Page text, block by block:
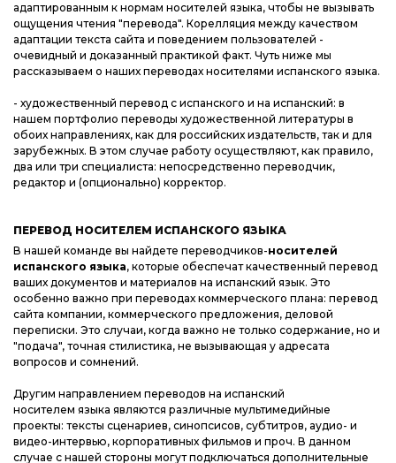
адаптированным к нормам носителей языка, чтобы не вызывать
ощущения чтения "перевода". Корелляция между качеством
адаптации текста сайта и поведением пользователей -
очевидный и доказанный практикой факт. Чуть ниже мы
рассказываем о наших переводах носителями испанского языка.
- художественный перевод с испанского и на испанский: в
нашем портфолио переводы художественной литературы в
обоих направлениях, как для российских издательств, так и для
зарубежных. В этом случае работу осуществляют, как правило,
два или три специалиста: непосредственно переводчик,
редактор и (опционально) корректор.
ПЕРЕВОД НОСИТЕЛЕМ ИСПАНСКОГО ЯЗЫКА
В нашей команде вы найдете переводчиков-носителей
испанского языка, которые обеспечат качественный перевод
ваших документов и материалов на испанский язык. Это
особенно важно при переводах коммерческого плана: перевод
сайта компании, коммерческого предложения, деловой
переписки. Это случаи, когда важно не только содержание, но и
"подача", точная стилистика, не вызывающая у адресата
вопросов и сомнений.
Другим направлением переводов на испанский
носителем языка являются различные мультимедийные
проекты: тексты сценариев, синопсисов, субтитров, аудио- и
видео-интервью, корпоративных фильмов и проч. В данном
случае с нашей стороны могут подключаться дополнительные